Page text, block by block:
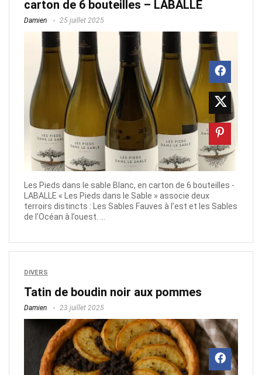
carton de 6 bouteilles – LABALLE
Damien 25 juillet 2025
Les Pieds dans le sable Blanc, en carton de 6 bouteilles -
LABALLE « Les Pieds dans le Sable » associe deux
terroirs distincts : Les Sables Fauves à l’est et les Sables
de l’Océan à l’ouest. ...
DIVERS
Tatin de boudin noir aux pommes
Damien 23 juillet 2025